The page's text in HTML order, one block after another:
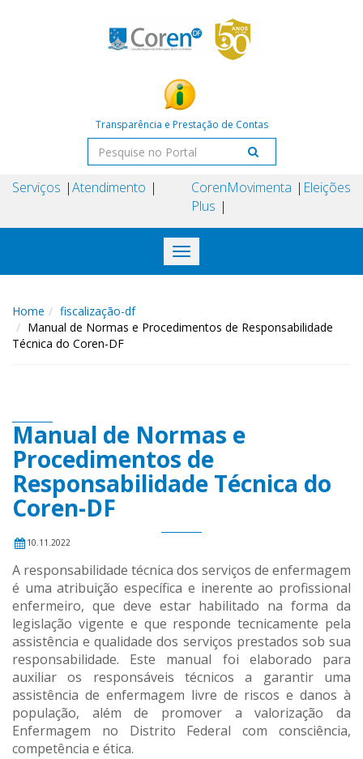
Transparência e Prestação de Contas
Serviços Atendimento
Coren
Plus
Movimenta Eleições
Toggle
navigation
Home
fiscalização-df
Manual de Normas e Procedimentos de Responsabilidade
Técnica do Coren-DF
Manual de Normas e
Procedimentos de
Responsabilidade Técnica do
Coren-DF
10.11.2022
A responsabilidade técnica dos serviços de enfermagem
é uma atribuição específica e inerente ao profissional
enfermeiro, que deve estar habilitado na forma da
legislação vigente e que responde tecnicamente pela
assistência e qualidade dos serviços prestados sob sua
responsabilidade. Este manual foi elaborado para
auxiliar os responsáveis técnicos a garantir uma
assistência de enfermagem livre de riscos e danos à
população, além de promover a valorização da
Enfermagem no Distrito Federal com consciência,
competência e ética.